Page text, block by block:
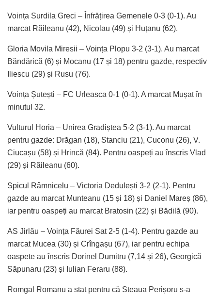
Voința Surdila Greci – Înfrățirea Gemenele 0-3 (0-1). Au
marcat Răileanu (42), Nicolau (49) și Huțanu (62).
Gloria Movila Miresii – Voința Plopu 3-2 (3-1). Au marcat
Băndărică (6) și Mocanu (17 și 18) pentru gazde, respectiv
Iliescu (29) și Rusu (76).
Voința Șutești – FC Urleasca 0-1 (0-1). A marcat Mușat în
minutul 32.
Vulturul Horia – Unirea Gradiștea 5-2 (3-1). Au marcat
pentru gazde: Drăgan (18), Stanciu (21), Cuconu (26), V.
Ciucașu (58) și Hrincă (84). Pentru oaspeți au înscris Vlad
(29) și Răileanu (60).
Spicul Râmnicelu – Victoria Dedulești 3-2 (2-1). Pentru
gazde au marcat Munteanu (15 și 18) și Daniel Mareș (86),
iar pentru oaspeți au marcat Bratosin (22) și Bădilă (90).
AS Jirlău – Voința Făurei Sat 2-5 (1-4). Pentru gazde au
marcat Mucea (30) și Crîngașu (67), iar pentru echipa
oaspete au înscris Dorinel Dumitru (7,14 și 26), Georgică
Săpunaru (23) și Iulian Feraru (88).
Romgal Romanu a stat pentru că Steaua Perișoru s-a